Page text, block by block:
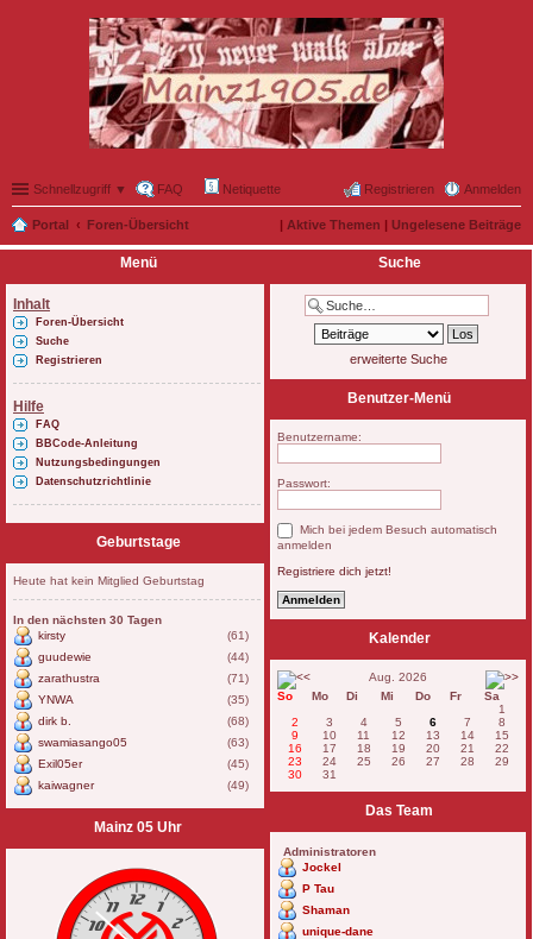
Schnellzugriff ▼ FAQ Netiquette Anmelden
Registrieren
Portal Foren-Übersicht | Aktive Themen | Ungelesene Beiträge
Menü
Inhalt
Foren-Übersicht
Suche
Registrieren
Hilfe
FAQ
BBCode-Anleitung
Nutzungsbedingungen
Datenschutzrichtlinie
Geburtstage
Heute hat kein Mitglied Geburtstag
In den nächsten 30 Tagen
kirsty
(61)
guudewie
(44)
zarathustra
(71)
YNWA
(35)
dirk b.
(68)
swamiasango05
(63)
Exil05er
(45)
kaiwagner
(49)
Mainz 05 Uhr
Suche
erweiterte Suche
Benutzer-Menü
Benutzername:
Passwort:
Mich bei jedem Besuch automatisch
anmelden
Registriere dich jetzt!
Kalender
Aug. 2026
So
Mo Di Mi Do Fr
Sa
1
2
3 4 5 6 7
8
9
10 11 12 13 14
15
16
17 18 19 20 21
22
23
24 25 26 27 28
29
30
31
Das Team
Administratoren
Jockel
P Tau
Shaman
unique-dane